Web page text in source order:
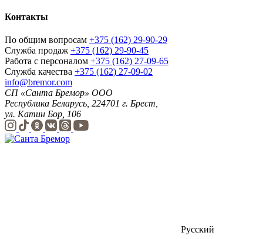
Контакты
По общим вопросам +375 (162) 29-90-29
Служба продаж +375 (162) 29-90-45
Работа с персоналом +375 (162) 27-09-65
Служба качества +375 (162) 27-09-02
info@bremor.com
СП «Санта Бремор» ООО
Республика Беларусь, 224701 г. Брест,
ул. Катин Бор, 106
Русский